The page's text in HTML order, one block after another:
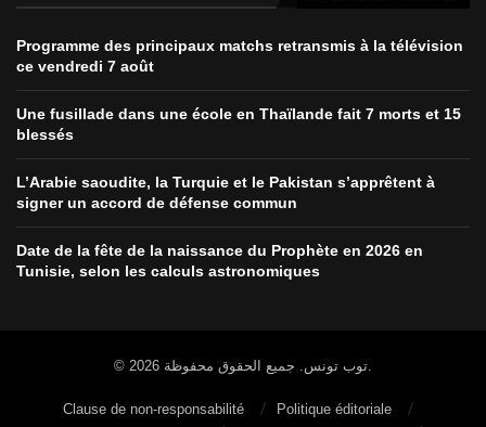
Programme des principaux matchs retransmis à la télévision
ce vendredi 7 août
Une fusillade dans une école en Thaïlande fait 7 morts et 15
blessés
L’Arabie saoudite, la Turquie et le Pakistan s’apprêtent à
signer un accord de défense commun
Date de la fête de la naissance du Prophète en 2026 en
Tunisie, selon les calculs astronomiques
Clause de non-responsabilité
Politique éditoriale